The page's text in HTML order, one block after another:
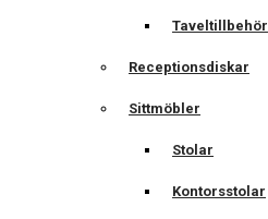
Taveltillbehör
Receptionsdiskar
Sittmöbler
Stolar
Kontorsstolar